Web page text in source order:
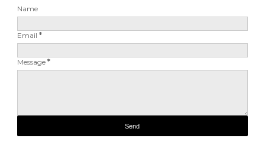
Name
Email *
Message *